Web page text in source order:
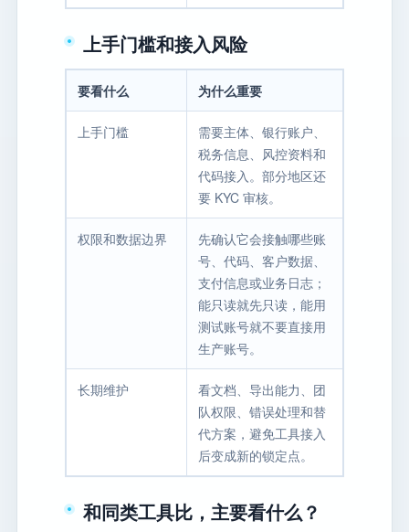
上手门槛和接入风险
要看什么 为什么重要
上手门槛
需要主体、银行账户、
税务信息、风控资料和
代码接入。部分地区还
要 KYC 审核。
权限和数据边界
先确认它会接触哪些账
号、代码、客户数据、
支付信息或业务日志；
能只读就先只读，能用
测试账号就不要直接用
生产账号。
长期维护
看文档、导出能力、团
队权限、错误处理和替
代方案，避免工具接入
后变成新的锁定点。
和同类工具比，主要看什么？